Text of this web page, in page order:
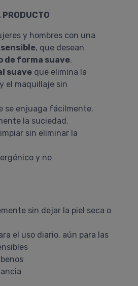
PRODUCTO
y hombres con una
, que desean
de forma suave.
suave que elimina la
el maquillaje sin
se enjuaga fácilmente.
la suciedad.
sin eliminar la
y no
sin dejar la piel seca o
el uso diario, aún para las